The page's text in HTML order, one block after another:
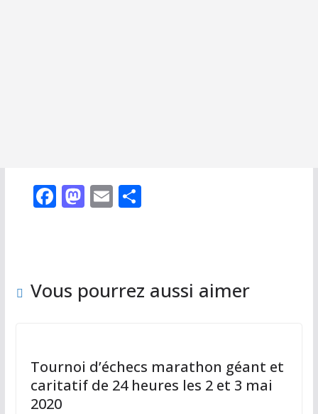
F
o
M
o
E P
er
Vous pourrez aussi aimer
Tournoi d’échecs marathon géant et
caritatif de 24 heures les 2 et 3 mai
2020